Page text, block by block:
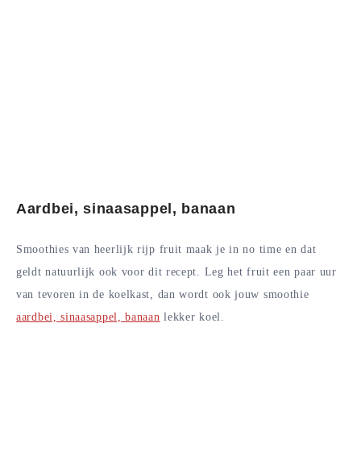
Aardbei, sinaasappel, banaan
Smoothies van heerlijk rijp fruit maak je in no time en dat
geldt natuurlijk ook voor dit recept. Leg het fruit een paar uur
van tevoren in de koelkast, dan wordt ook jouw smoothie
aardbei, sinaasappel, banaan lekker koel.